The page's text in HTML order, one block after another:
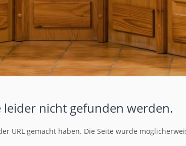
nicht gefunden werden.
URL gemacht haben. Die Seite wurde